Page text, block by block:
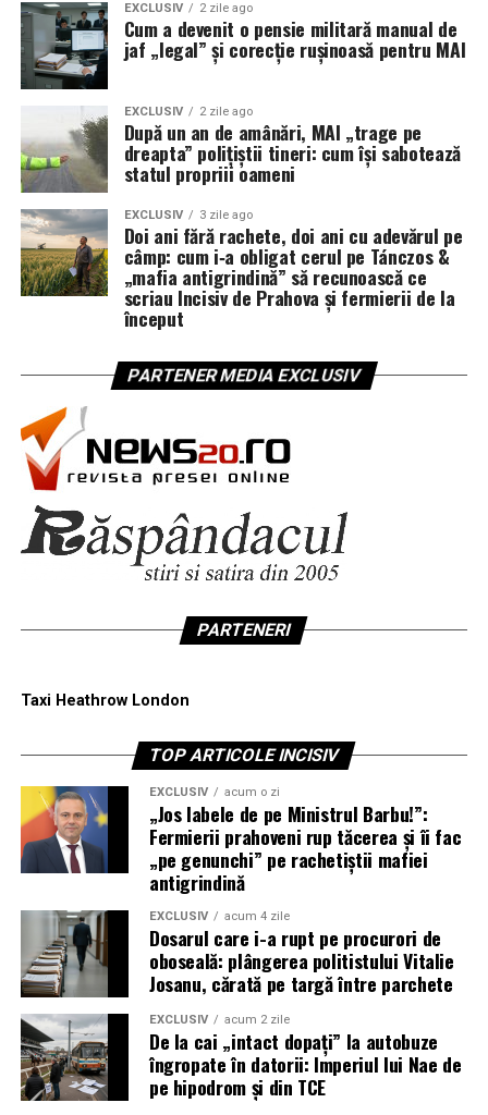
EXCLUSIV 2 zile ago
Cum a devenit o pensie militară manual de
jaf „legal” și corecție rușinoasă pentru MAI
EXCLUSIV 2 zile ago
După un an de amânări, MAI „trage pe
dreapta” polițiștii tineri: cum își sabotează
statul propriii oameni
EXCLUSIV 3 zile ago
Doi ani fără rachete, doi ani cu adevărul pe
câmp: cum i‑a obligat cerul pe Tánczos &
„mafia antigrindină” să recunoască ce
scriau Incisiv de Prahova și fermierii de la
început
PARTENER MEDIA EXCLUSIV
PARTENERI
Taxi Heathrow London
TOP ARTICOLE INCISIV
EXCLUSIV acum o zi
„Jos labele de pe Ministrul Barbu!”:
Fermierii prahoveni rup tăcerea și îi fac
„pe genunchi” pe rachetiștii mafiei
antigrindină
EXCLUSIV acum 4 zile
Dosarul care i-a rupt pe procurori de
oboseală: plângerea politistului Vitalie
Josanu, cărată pe targă între parchete
EXCLUSIV acum 2 zile
De la cai „intact dopați” la autobuze
îngropate în datorii: Imperiul lui Nae de
pe hipodrom și din TCE